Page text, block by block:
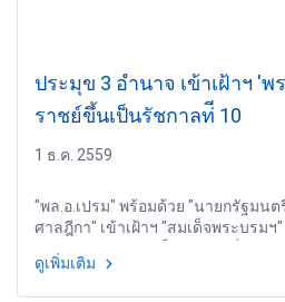
ประมุข 3 อำนาจ เข้าเฝ้าฯ '
ราชย์ขึ้นเป็นรัชกาลท่ี 10
1 ธ.ค. 2559
"พล.อ.เปรม" พร้อมด้วย "นายกรัฐมน
ศาลฎีกา" เข้าเฝ้าฯ "สมเด็จพระบรม
ดูเพิ่มเติม